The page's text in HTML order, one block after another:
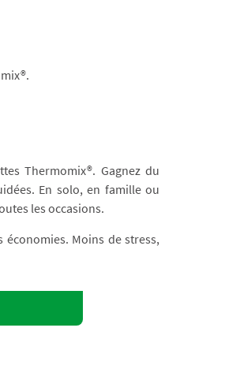
Thermomix®. Gagnez du
En solo, en famille ou
les occasions.
économies. Moins de stress,